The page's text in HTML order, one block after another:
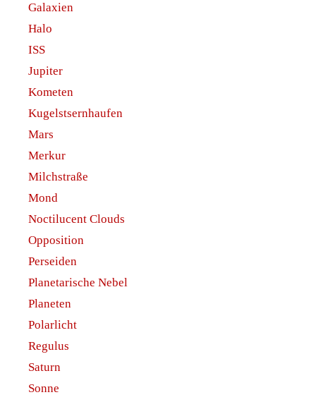
Galaxien
Halo
ISS
Jupiter
Kometen
Kugelstsernhaufen
Mars
Merkur
Milchstraße
Mond
Noctilucent Clouds
Opposition
Perseiden
Planetarische Nebel
Planeten
Polarlicht
Regulus
Saturn
Sonne